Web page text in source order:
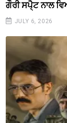
ਗੌਰੀ ਸਪੈ੍ਟ ਨਾਲ
JULY 6, 2026